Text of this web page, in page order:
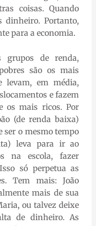
coisas. Quando
dinheiro. Portanto,
para a economia.
grupos de renda,
são os mais
levam, em média,
e fazem
os mais ricos. Por
(de renda baixa)
ser o mesmo tempo
leva para ir ao
na escola, fazer
só perpetua as
Tem mais: João
mais de sua
ou talvez deixe
de dinheiro. As